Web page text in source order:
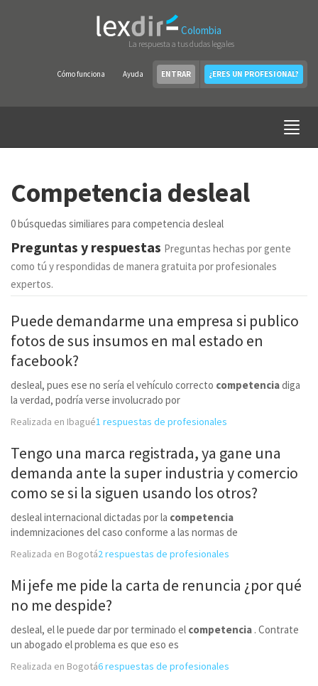
Colombia
La respuesta a tus dudas legales
Cómo funciona Ayuda ENTRAR ¿ERES UN PROFESIONAL?
Competencia desleal
0 búsquedas similiares para competencia desleal
Preguntas y respuestas Preguntas hechas por gente
como tú y respondidas de manera gratuita por profesionales
expertos.
Puede demandarme una empresa si publico
fotos de sus insumos en mal estado en
facebook?
desleal, pues ese no sería el vehículo correcto competenciadiga
la verdad, podría verse involucrado por
Realizada en Ibagué1 respuestas de profesionales
Tengo una marca registrada, ya gane una
demanda ante la super industria y comercio
como se si la siguen usando los otros?
desleal internacional dictadas por la competencia
indemnizaciones del caso conforme a las normas de
Realizada en Bogotá2 respuestas de profesionales
Mi jefe me pide la carta de renuncia ¿por qué
no me despide?
desleal, el le puede dar por terminado el competencia . Contrate
un abogado el problema es que eso es
Realizada en Bogotá6 respuestas de profesionales